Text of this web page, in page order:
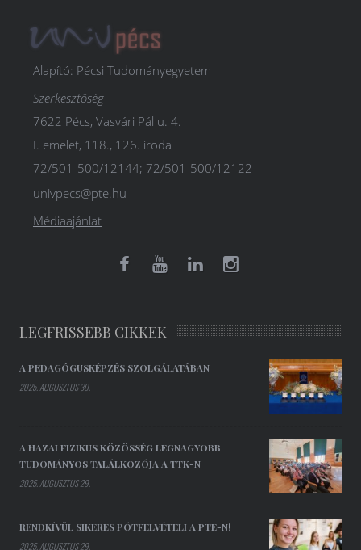
Alapító: Pécsi Tudományegyetem
Szerkesztőség
7622 Pécs, Vasvári Pál u. 4.
I. emelet, 118., 126. iroda
72/501-500/12144; 72/501-500/12122
univpecs@pte.hu
Médiaajánlat
LEGFRISSEBB CIKKEK
A PEDAGÓGUSKÉPZÉS SZOLGÁLATÁBAN
2025. AUGUSZTUS 30.
A HAZAI FIZIKUS KÖZÖSSÉG LEGNAGYOBB
TUDOMÁNYOS TALÁLKOZÓJA A TTK-N
2025. AUGUSZTUS 29.
RENDKÍVÜL SIKERES PÓTFELVÉTELI A PTE-N!
2025. AUGUSZTUS 29.